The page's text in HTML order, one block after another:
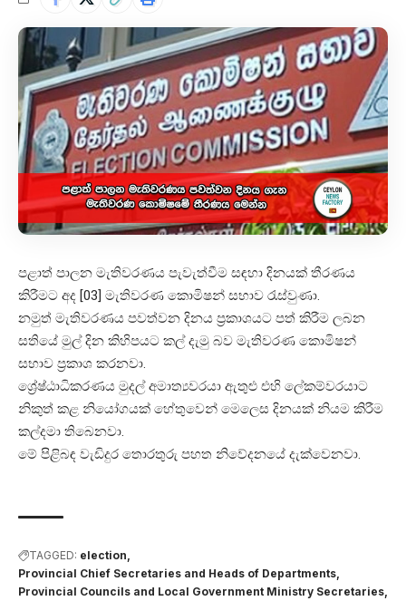
පළාත් පාලන මැතිවරණය පැවැත්වීම සඳහා දිනයක් තීරණය
කිරීමට අද [03] මැතිවරණ කොමිෂන් සභාව රැස්වුණා.
නමුත් මැතිවරණය පවත්වන දිනය ප්‍රකාශයට පත් කිරීම ලබන
සතියේ මුල් දින කිහිපයට කල් දැමු බව මැතිවරණ කොමිෂන්
සභාව ප්‍රකාශ කරනවා.
ශ්‍රේෂ්ඨාධිකරණය මුදල් අමාත්‍යවරයා ඇතුළු එහි ලේකම්වරයාට
නිකුත් කළ නියෝගයක් හේතුවෙන් මෙලෙස දිනයක් නියම කිරීම
කල්දමා තිබෙනවා.
මේ පිළිබඳ වැඩිදුර තොරතුරු පහත නිවේදනයේ දැක්වෙනවා.
TAGGED: election
Provincial Chief Secretaries and Heads of Departments
Provincial Councils and Local Government Ministry Secretaries